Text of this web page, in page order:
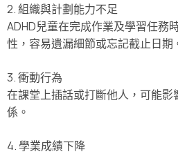
2. 組織與計劃能力不足
ADHD兒童在完成作業及學習任務
性，容易遺漏細節或忘記截止日期
3. 衝動行為
在課堂上插話或打斷他人，可能
係。
4. 學業成績下降